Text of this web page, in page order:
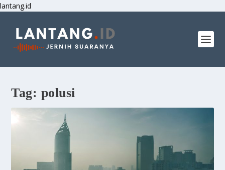
lantang.id
Tag: polusi